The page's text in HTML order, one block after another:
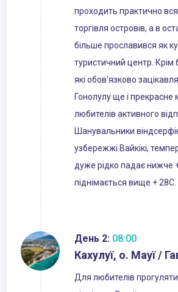
проходить практично
торгівля островів, а в
більше прославився як
туристичний центр. Крім
які обов'язково
Гонолулу ще і прекрасне
любителів активного
Шанувальники
узбережжі Вайкікі,
дуже рідко падає нижче
піднімається вище + 28С.
День 2: 08:00
Кахулуї, о. Мауї /
Для любителів